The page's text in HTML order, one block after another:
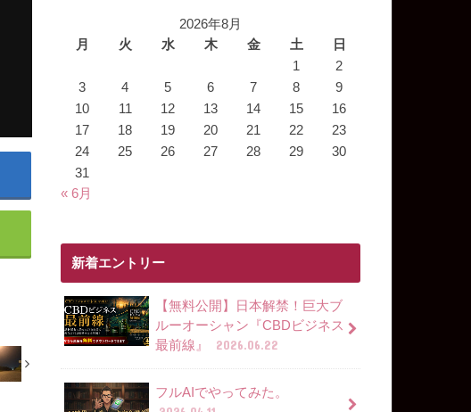
2026年8月
月
火 水 木 金 土
日
1
2
3
4 5 6 7 8
9
10
11 12 13 14 15
16
17
18 19 20 21 22
23
24
25 26 27 28 29
30
31
« 6月
新着エントリー
【無料公開】日本解禁！巨大ブ
ルーオーシャン『CBDビジネス
最前線』
2026.06.22
フルAIでやってみた。